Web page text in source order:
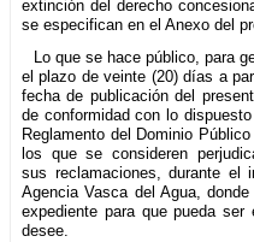
extinción del derecho
se especifican en el Anexo del
Lo que se hace público, para
el plazo de veinte (20) días a
fecha de publicación del
de conformidad con lo
Reglamento del Dominio
los que se consideren
sus reclamaciones, durante el
Agencia Vasca del Agua,
expediente para que pueda ser
desee.